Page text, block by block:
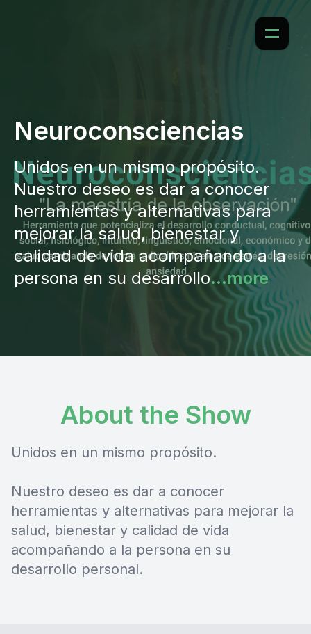
Neuroconsciencias
Unidos en un mismo propósito.
Nuestro deseo es dar a conocer
herramientas y alternativas para
mejorar la salud, bienestar y
calidad de vida acompañando a la
persona en su desarrollo...more
About the Show
Unidos en un mismo propósito.
Nuestro deseo es dar a conocer
herramientas y alternativas para mejorar la
salud, bienestar y calidad de vida
acompañando a la persona en su
desarrollo personal.